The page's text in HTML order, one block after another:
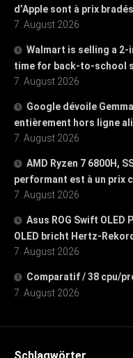
d’Apple sont à prix bradés
7. August 2026
Walmart is selling a
time for back-to-school
7. August 2026
Google dévoile
entièrement hors ligne
7. August 2026
AMD Ryzen 7 6800H,
performant est à un prix
7. August 2026
Asus ROG Swift OLED
OLED bricht Hertz-
7. August 2026
Comparatif / 38 cpu/
7. August 2026